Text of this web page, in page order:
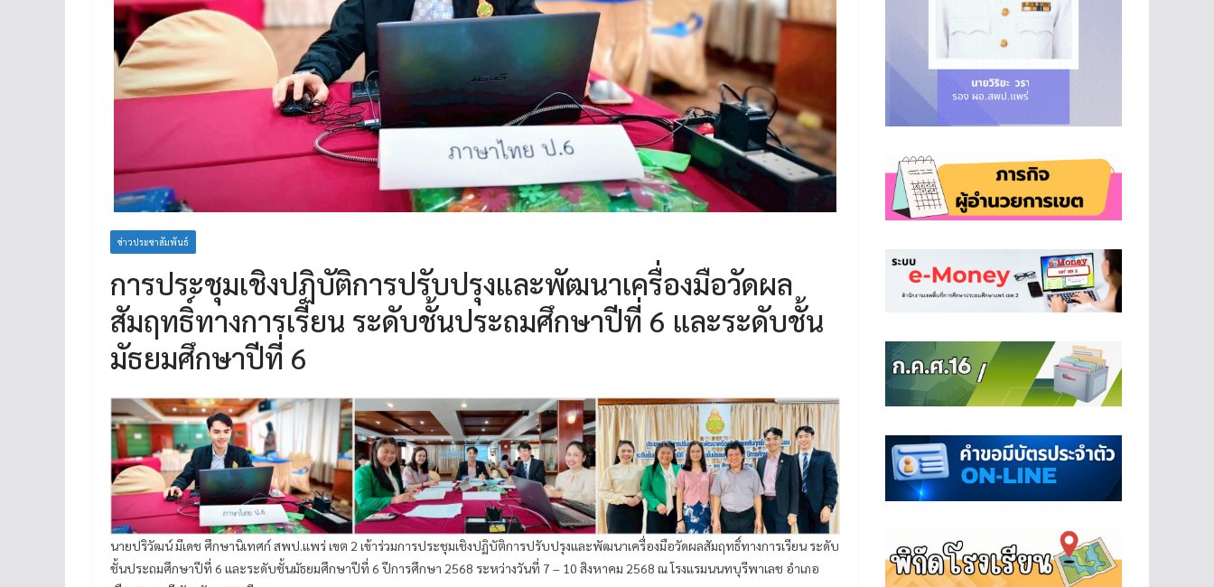
ข่าวประชาสัมพันธ์
การประชุมเชิงปฏิบัติการปรับปรุงและพัฒนาเครื่องมือวัดผล
สัมฤทธิ์ทางการเรียน ระดับชั้นประถมศึกษาปีที่ 6 และระดับชั้น
มัธยมศึกษาปีที่ 6
นายปริวัฒน์ มีเดช ศึกษานิเทศก์ สพป.แพร่ เขต 2 เข้าร่วมการประชุมเชิงปฏิบัติการปรับปรุงและพัฒนาเครื่องมือวัดผลสัมฤทธิ์ทางการเรียน ระดับ
ชั้นประถมศึกษาปีที่ 6 และระดับชั้นมัธยมศึกษาปีที่ 6 ปีการศึกษา 2568 ระหว่างวันที่ 7 – 10 สิงหาคม 2568 ณ โรงแรมนนทบุรีพาเลช อำเภอ